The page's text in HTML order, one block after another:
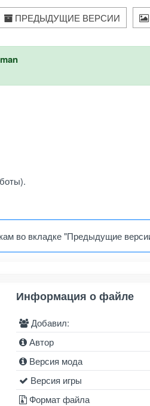
ПРЕДЫДУЩИЕ ВЕРСИИ
во вкладке "Предыдущие
Информация о файле
Добавил:
Автор
Версия мода
Версия игры
Формат файла